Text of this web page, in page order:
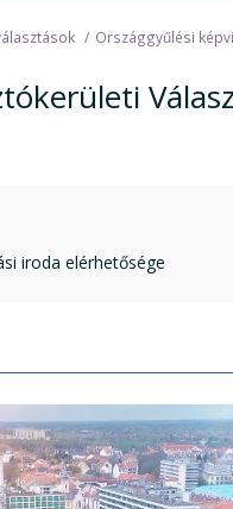
Országgyűlési
iroda elérhetősége